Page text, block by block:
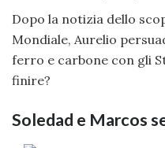
Dopo la notizia dello
Mondiale, Aurelio
ferro e carbone con gli
finire?
Soledad e Marcos